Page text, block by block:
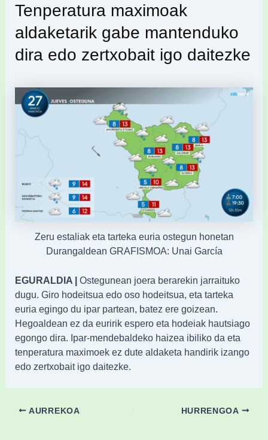
Tenperatura maximoak
aldaketarik gabe mantenduko
dira edo zertxobait igo daitezke
Zeru estaliak eta tarteka euria ostegun honetan
Durangaldean GRAFISMOA: Unai García
EGURALDIA | Ostegunean joera berarekin jarraituko
dugu. Giro hodeitsua edo oso hodeitsua, eta tarteka
euria egingo du ipar partean, batez ere goizean.
Hegoaldean ez da euririk espero eta hodeiak hautsiago
egongo dira. Ipar-mendebaldeko haizea ibiliko da eta
tenperatura maximoek ez dute aldaketa handirik izango
edo zertxobait igo daitezke.
AURREKOA HURRENGOA